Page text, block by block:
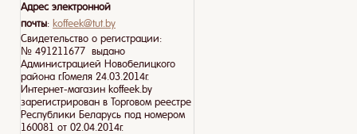
Адрес электронной
почты: koffeek@tut.by
Свидетельство о регистрации:
№ 491211677 выдано
Администрацией Новобелицкого
района г.Гомеля 24.03.2014г.
Интернет-магазин koffeek.by
зарегистрирован в Торговом реестре
Республики Беларусь под номером
160081 от 02.04.2014г.